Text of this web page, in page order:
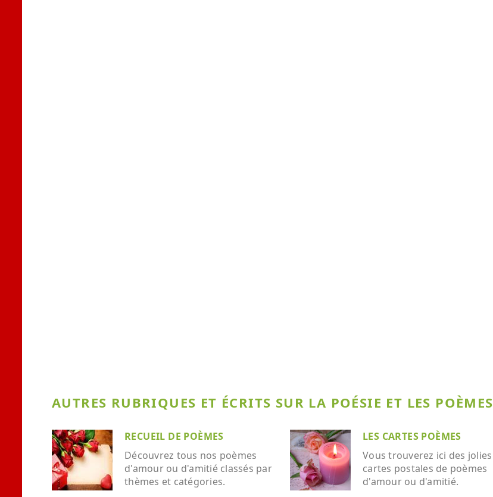
AUTRES RUBRIQUES ET ÉCRITS SUR LA POÉSIE ET LES POÈMES
RECUEIL DE POÈMES
Découvrez tous nos poèmes
d'amour ou d'amitié classés par
thèmes et catégories.
LES CARTES POÈMES
Vous trouverez ici des jolies
cartes postales de poèmes
d'amour ou d'amitié.